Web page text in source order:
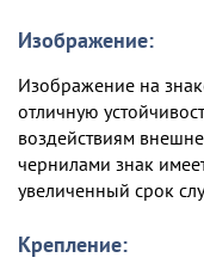
Изображение:
Изображение на
отличную
воздействиям
чернилами знак
увеличенный срок
Крепление: